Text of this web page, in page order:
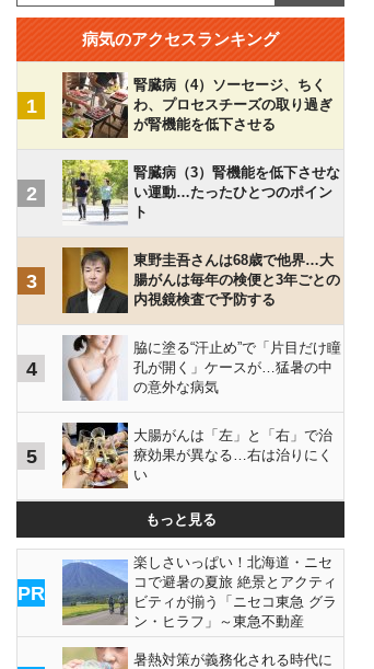
病気のアクセスランキング
1
腎臓病（4）ソーセージ、ちく
わ、プロセスチーズの取り過ぎ
が腎機能を低下させる
2
腎臓病（3）腎機能を低下させな
い運動…たったひとつのポイン
ト
3
東野圭吾さんは68歳で他界…大
腸がんは毎年の検便と3年ごとの
内視鏡検査で予防する
4
脇に塗る“汗止め”で「片目だけ瞳
孔が開く」ケースが…猛暑の中
の意外な病気
5
大腸がんは「左」と「右」で治
療効果が異なる…右は治りにく
い
もっと見る
PR
楽しさいっぱい！北海道・ニセ
コで避暑の夏旅 絶景とアクティ
ビティが揃う「ニセコ東急 グラ
ン・ヒラフ」～東急不動産
暑熱対策が義務化される時代に